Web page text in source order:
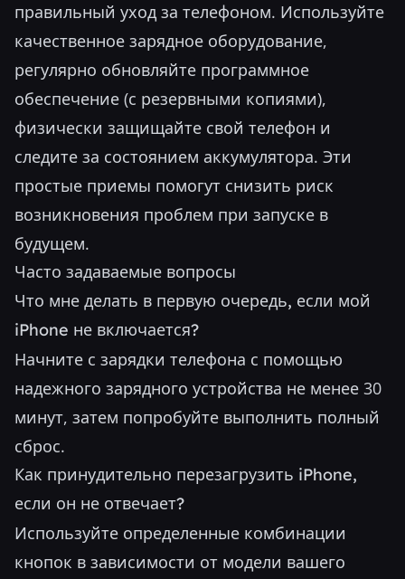
правильный уход за телефоном. Используйте
качественное зарядное оборудование,
регулярно обновляйте программное
обеспечение (с резервными копиями),
физически защищайте свой телефон и
следите за состоянием аккумулятора. Эти
простые приемы помогут снизить риск
возникновения проблем при запуске в
будущем.
Часто задаваемые вопросы
Что мне делать в первую очередь, если мой
iPhone не включается?
Начните с зарядки телефона с помощью
надежного зарядного устройства не менее 30
минут, затем попробуйте выполнить полный
сброс.
Как принудительно перезагрузить iPhone,
если он не отвечает?
Используйте определенные комбинации
кнопок в зависимости от модели вашего